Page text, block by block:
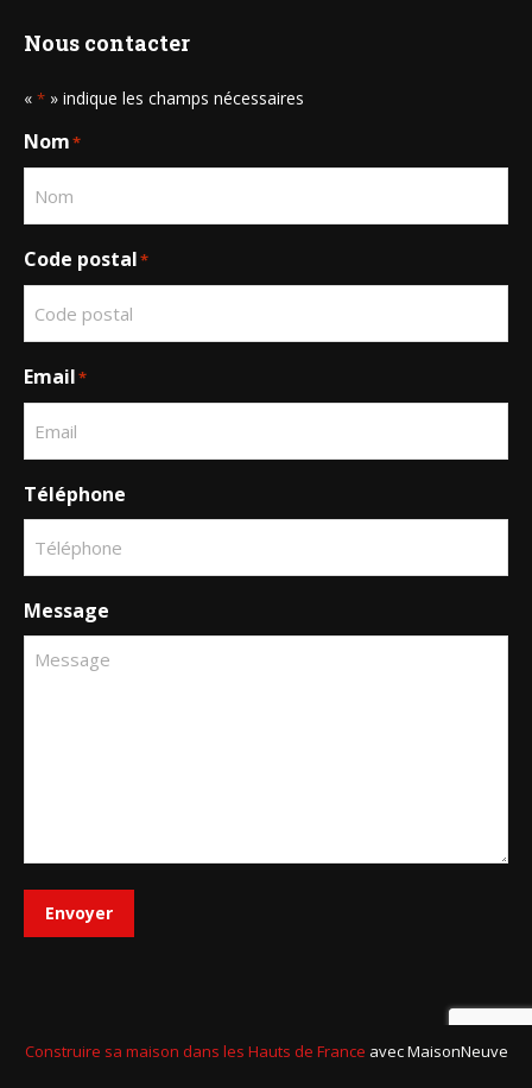
Nous contacter
« * » indique les champs nécessaires
Nom*
Code postal*
Email*
Téléphone
Message
Envoyer
Construire sa maison dans les Hauts de France avec MaisonNeuve